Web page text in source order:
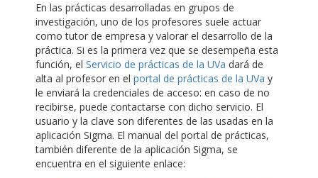
En las prácticas desarrolladas en grupos de
investigación, uno de los profesores suele actuar
como tutor de empresa y valorar el desarrollo de la
práctica. Si es la primera vez que se desempeña esta
función, el Servicio de prácticas de la UVa dará de
alta al profesor en el portal de prácticas de la UVa y
le enviará la credenciales de acceso: en caso de no
recibirse, puede contactarse con dicho servicio. El
usuario y la clave son diferentes de las usadas en la
aplicación Sigma. El manual del portal de prácticas,
también diferente de la aplicación Sigma, se
encuentra en el siguiente enlace: